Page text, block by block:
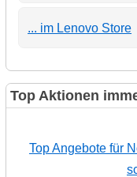
... im Lenovo Store
Top Aktionen
Top Angebote für